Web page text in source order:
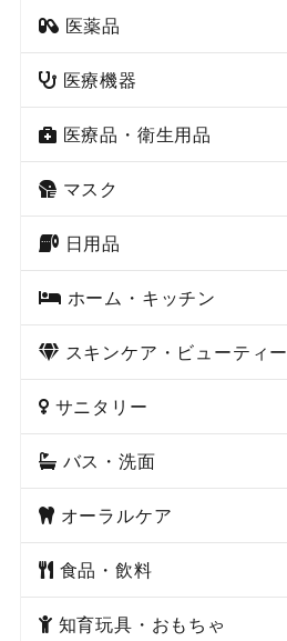
医薬品
医療機器
医療品・衛生用品
マスク
日用品
ホーム・キッチン
スキンケア・ビューティー
サニタリー
バス・洗面
オーラルケア
食品・飲料
知育玩具・おもちゃ